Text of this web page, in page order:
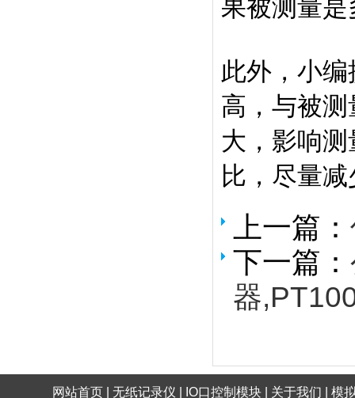
果被测量
此外，小
高，与被
大，影响
比，尽量
上一篇：
下一篇：
器
网站首页 无纸记录仪 IO口控制模块 关于我们
模